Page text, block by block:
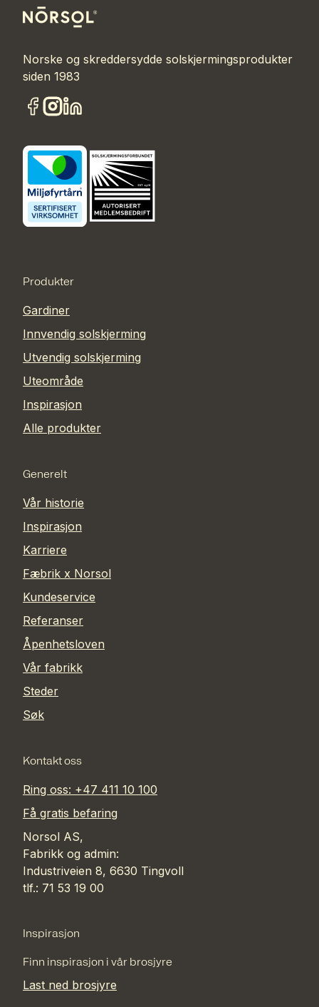
Norske og skreddersydde solskjermingsprodukter
siden 1983
Produkter
Gardiner
Innvendig solskjerming
Utvendig solskjerming
Uteområde
Inspirasjon
Alle produkter
Generelt
Vår historie
Inspirasjon
Karriere
Fæbrik x Norsol
Kundeservice
Referanser
Åpenhetsloven
Vår fabrikk
Steder
Søk
Kontakt oss
Ring oss: +47 411 10 100
Få gratis befaring
Norsol AS,
Fabrikk og admin:
Industriveien 8, 6630 Tingvoll
tlf.: 71 53 19 00
Inspirasjon
Finn inspirasjon i vår brosjyre
Last ned brosjyre